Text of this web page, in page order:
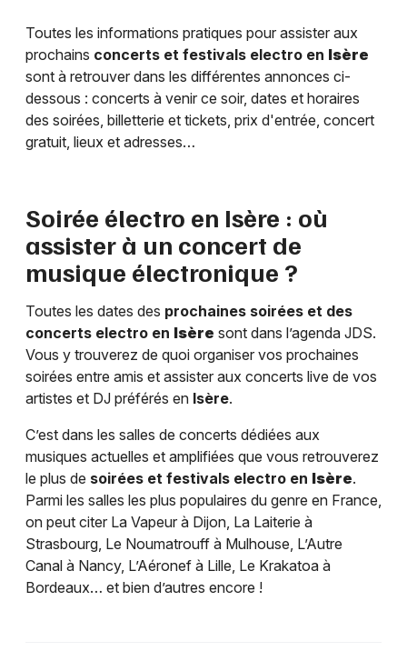
Toutes les informations pratiques pour assister aux
prochains concerts et festivals electro en Isère
sont à retrouver dans les différentes annonces ci-
dessous : concerts à venir ce soir, dates et horaires
des soirées, billetterie et tickets, prix d'entrée, concert
gratuit, lieux et adresses…
Soirée électro en Isère : où
assister à un concert de
musique électronique ?
Toutes les dates des prochaines soirées et des
concerts electro en Isère sont dans l’agenda JDS.
Vous y trouverez de quoi organiser vos prochaines
soirées entre amis et assister aux concerts live de vos
artistes et DJ préférés en Isère.
C’est dans les salles de concerts dédiées aux
musiques actuelles et amplifiées que vous retrouverez
le plus de soirées et festivals electro en Isère.
Parmi les salles les plus populaires du genre en France,
on peut citer La Vapeur à Dijon, La Laiterie à
Strasbourg, Le Noumatrouff à Mulhouse, L’Autre
Canal à Nancy, L’Aéronef à Lille, Le Krakatoa à
Bordeaux… et bien d’autres encore !